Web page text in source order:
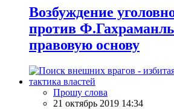
Возбуждение
против
правовую основу
Прошу слова
21 октябрь 2019 14:34